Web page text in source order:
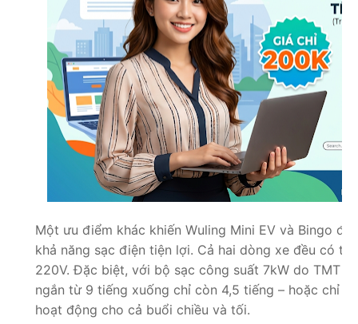
Một ưu điểm khác khiến Wuling Mini EV và Bingo
khả năng sạc điện tiện lợi. Cả hai dòng xe đều có
220V. Đặc biệt, với bộ sạc công suất 7kW do TMT
ngắn từ 9 tiếng xuống chỉ còn 4,5 tiếng – hoặc chỉ
hoạt động cho cả buổi chiều và tối.